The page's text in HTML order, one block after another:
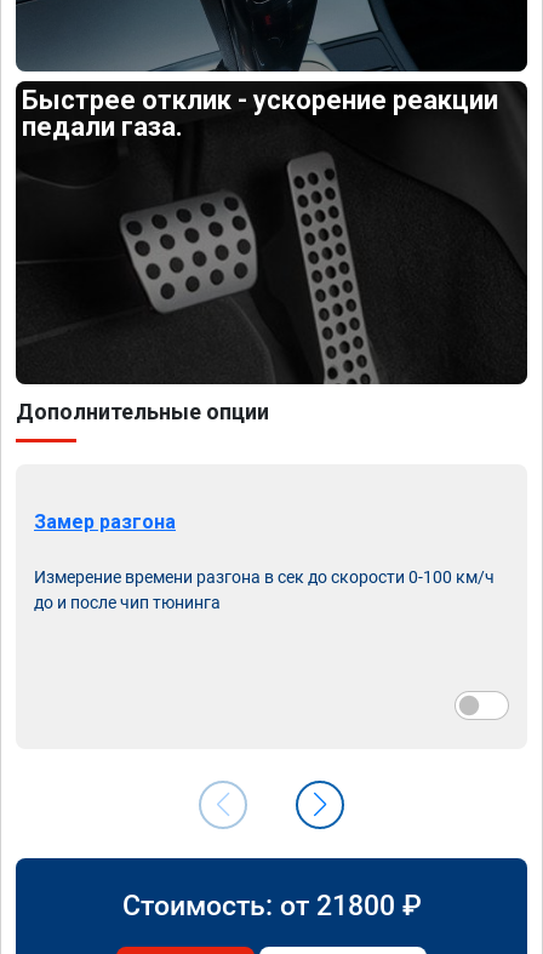
Быстрее отклик - ускорение реакции
педали газа.
Дополнительные опции
Замер разгона
Измерение времени разгона в сек до скорости 0-100 км/ч
до и после чип тюнинга
Стоимость: от 21800 ₽